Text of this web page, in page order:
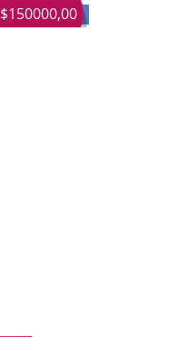
$150000,00